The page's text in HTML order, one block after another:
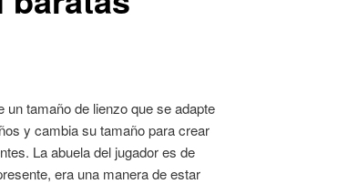
un tamaño de lienzo que se adapte
y cambia su tamaño para crear
La abuela del jugador es de
era una manera de estar